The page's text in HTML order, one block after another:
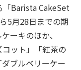
「Barista CakeSet
5月28日までの期
ーキのほか、
コット」「紅茶の
ブルベリーケー